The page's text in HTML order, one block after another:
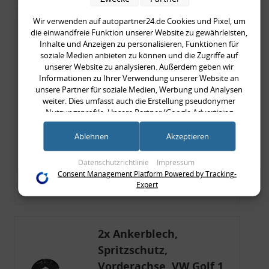
COMING SOON!
Zierleisten- /
Seitenleisten-Set, Audi
80 Cabrio, Coupe, S2, (6x
Zierleiste, 2x Kappe,
Clipse,
Montagewerkzeug)
389,90 €
inkl. gesetzl. MwSt., zzgl.Versandkosten
Merkzettel
Zum Artikel
2x Ankerblech,
Spritzschutz,
Vorderachse, VW Golf 1,
Wir verwenden auf autopartner24.de Cookies und Pixel, um
die einwandfreie Funktion unserer Website zu gewährleisten,
Inhalte und Anzeigen zu personalisieren, Funktionen für
soziale Medien anbieten zu können und die Zugriffe auf
unserer Website zu analysieren. Außerdem geben wir
Informationen zu Ihrer Verwendung unserer Website an
unsere Partner für soziale Medien, Werbung und Analysen
weiter. Dies umfasst auch die Erstellung pseudonymer
Nutzungsprofile. Unsere Partner (Google Advertising
Products) führen diese Informationen möglicherweise mit
weiteren Daten zusammen, die Sie ihnen bereitgestellt haben
im Rahmen Ihrer Nutzung der Dienste gesammelt haben
(bspw. Nutzungsdaten anderer Geräte). Ihre Einwilligung zur
Nutzung von Cookies und Pixeln können Sie jederzeit
widerrufen, indem Sie auf den Datenschutz-Button links
Zwecke der Datenverarbeitung durch unsere Partner:
Speichern von oder Zugriff auf Informationen auf einem Endgerät
Verwendung reduzierter Daten zur Auswahl von Werbeanzeigen
Datenschutzrichtlinie Impressum
Ablehnen Akzeptieren
Consent Management Platform Powered by Tracking-
Expert